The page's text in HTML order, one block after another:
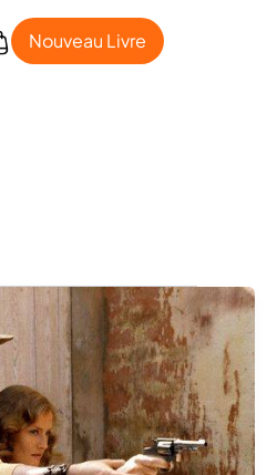
Nouveau Livre